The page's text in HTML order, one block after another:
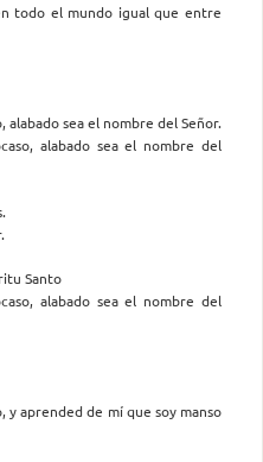
todo el mundo igual que entre
alabado sea el nombre del Señor.
alabado sea el nombre del
Santo
alabado sea el nombre del
y aprended de mí que soy manso